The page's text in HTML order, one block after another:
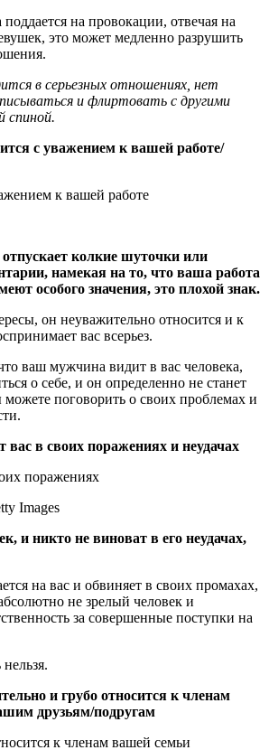
на провокации, отвечая на
это может медленно разрушить
в серьезных отношениях, нет
и флиртовать с другими
спиной.
с уважением к вашей работе/
колкие шуточки или
намекая на то, что ваша работа
особого значения, это плохой знак.
он неуважительно относится и к
вас всерьез.
ваш мужчина видит в вас человека,
о себе, и он определенно не станет
можете поговорить о своих проблемах и
вас в своих поражениях и неудачах
Images
и никто не виноват в его неудачах,
на вас и обвиняет в своих промахах,
не зрелый человек и
за совершенные поступки на
и грубо относится к членам
друзьям/подругам